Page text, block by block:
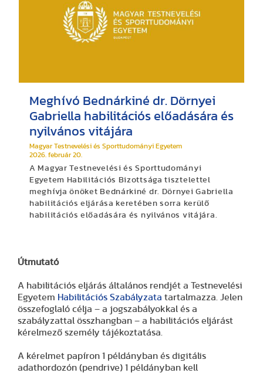
Meghívó Bednárkiné dr. Dörnyei
Gabriella habilitációs előadására és
nyilvános vitájára
Magyar Testnevelési és Sporttudományi Egyetem
2026. február 20.
A Magyar Testnevelési és Sporttudományi
Egyetem Habilitációs Bizottsága tisztelettel
meghívja önöket Bednárkiné dr. Dörnyei Gabriella
habilitációs eljárása keretében sorra kerülő
habilitációs előadására és nyilvános vitájára.
Útmutató
A habilitációs eljárás általános rendjét a Testnevelési
Egyetem Habilitációs Szabályzata tartalmazza. Jelen
összefoglaló célja – a jogszabályokkal és a
szabályzattal összhangban – a habilitációs eljárást
kérelmező személy tájékoztatása.
A kérelmet papíron 1 példányban és digitális
adathordozón (pendrive) 1 példányban kell